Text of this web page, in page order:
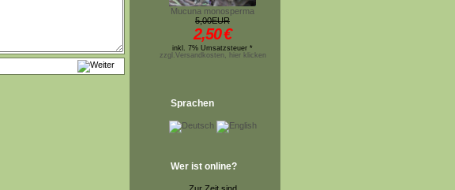
Mucuna monosperma
5,00EUR
2,50€
inkl. 7% Umsatzsteuer *
zzgl.Versandkosten, hier klicken
Sprachen
Wer ist online?